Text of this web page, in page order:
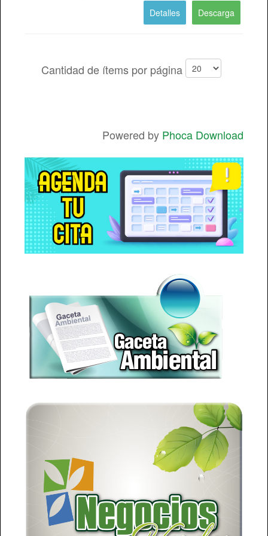
Descarga
Detalles
Cantidad de ítems por página
Powered by Phoca Download